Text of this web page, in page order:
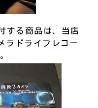
する商品は、当店
ラドライブレコー